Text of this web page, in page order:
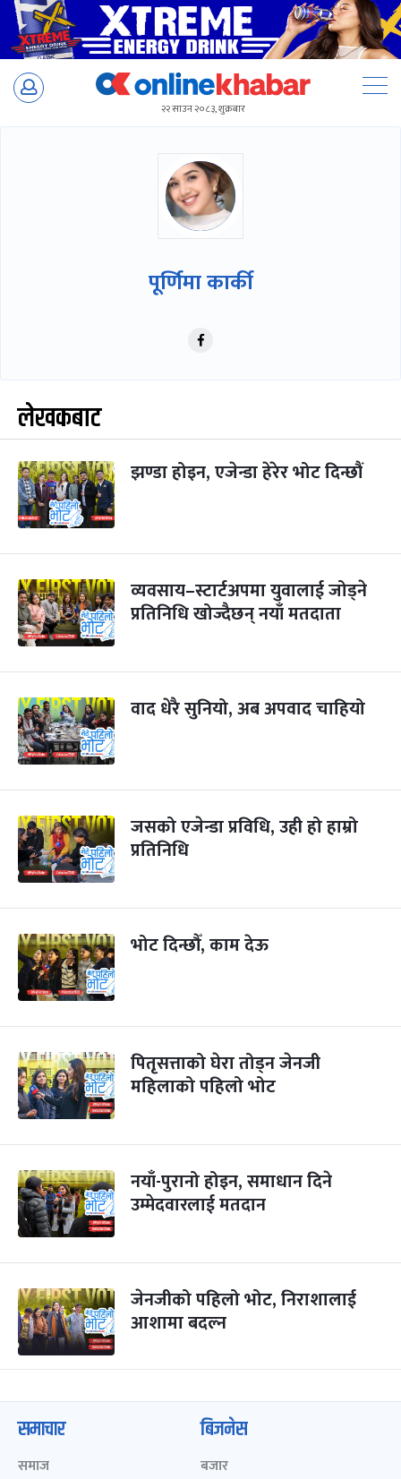
Skip
२२ साउन २०८३, शुक्रबार
पूर्णिमा कार्की
लेखकबाट
झण्डा होइन, एजेन्डा हेरेर भोट दिन्छौं
व्यवसाय–स्टार्टअपमा युवालाई जोड्ने
प्रतिनिधि खोज्दैछन् नयाँ मतदाता
वाद धेरै सुनियो, अब अपवाद चाहियो
जसको एजेन्डा प्रविधि, उही हो हाम्रो
प्रतिनिधि
भोट दिन्छौँ, काम देऊ
पितृसत्ताको घेरा तोड्न जेनजी
महिलाको पहिलो भोट
नयाँ-पुरानो होइन, समाधान दिने
उम्मेदवारलाई मतदान
जेनजीको पहिलो भोट, निराशालाई
आशामा बदल्न
समाचार
समाज
बिजनेस
बजार